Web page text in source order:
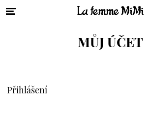
MŮJ ÚČET
Přihlášení